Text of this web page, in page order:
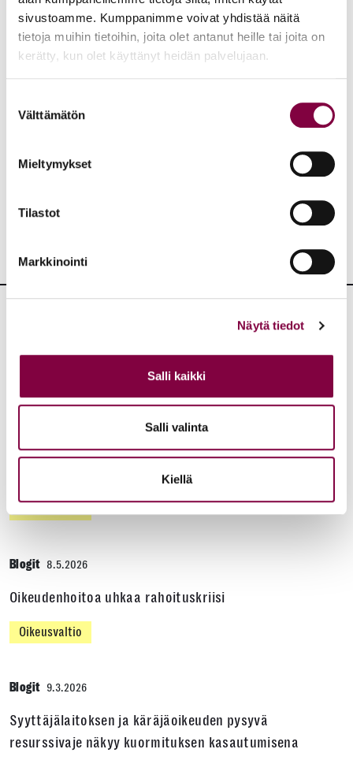
sivustoamme. Kumppanimme voivat yhdistää näitä
tietoja muihin tietoihin, joita olet antanut heille tai joita on
kerätty, kun olet käyttänyt heidän palvelujaan.
valinta
Välttämätön
Mieltymykset
Tilastot
Markkinointi
Näytä tiedot
Salli kaikki
Salli valinta
Kiellä
Vähemmistöjen oikeuksien turvaaminen on
Blogit 8.5.2026
Oikeudenhoitoa uhkaa rahoituskriisi
Oikeusvaltio
Blogit 9.3.2026
Syyttäjälaitoksen ja käräjäoikeuden pysyvä
resurssivaje näkyy kuormituksen kasautumisena